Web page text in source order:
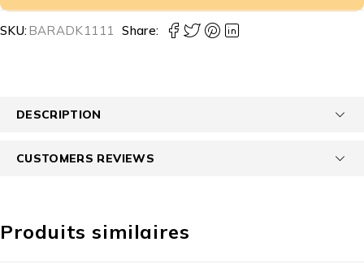
SKU:BARADK1111 Share:
DESCRIPTION
CUSTOMERS REVIEWS
Produits similaires